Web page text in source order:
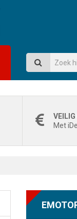
VEILIG
Met